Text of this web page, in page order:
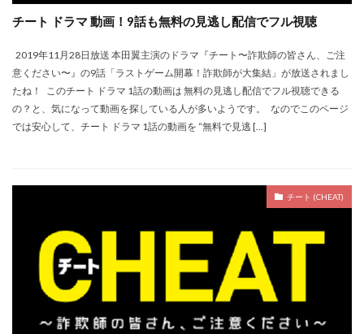
チート ドラマ 動画！9話も無料の見逃し配信でフル視聴
2019年11月28日放送 本田翼主演のドラマ『チート〜詐欺師の皆さん、ご注
意ください〜』の9話「ラストゲーム開幕！詐欺師が大集結」が放送されまし
たね！ このチート ドラマ 1話の動画は 無料の見逃し配信でフル視聴できる
の？と、気になって動画を探している人が多いようです。 なのでこのページ
では安心して、チート ドラマ 1話の動画を “無料で見逃 […]
チート (CHEAT)